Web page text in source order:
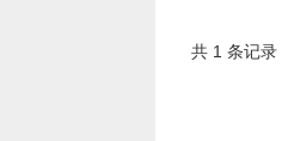
共 1 条记